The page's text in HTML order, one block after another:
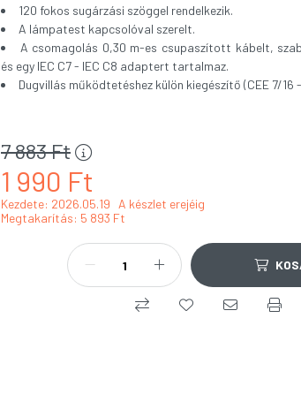
120 fokos sugárzási szöggel rendelkezik.
A lámpatest kapcsolóval szerelt.
A csomagolás 0,30 m-es csupaszított kábelt,
és egy IEC C7 - IEC C8 adaptert tartalmaz.
Dugvillás működtetéshez külön kiegészítő (CEE 7/16
1 990 Ft
7 883Ft
Kezdete: 2026.05.19
A készlet erejéig
Megtakarítás 5 893 Ft